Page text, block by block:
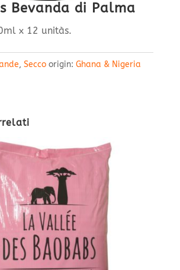
Bevanda di Palma
x 12 unitàs.
, Secco origin: Ghana & Nigeria